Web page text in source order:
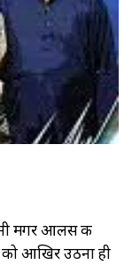
आलस की
आखिर उठना ही